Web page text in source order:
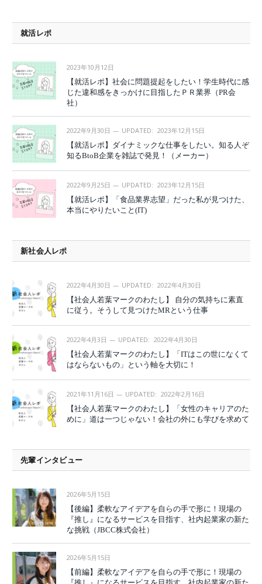
就活レポ
2023年10月12日
【就活レポ】社会に問題提起をしたい！学生時代に感
じた違和感をきっかけに目指したＰＲ業界（PR会
社）
2022年9月30日 UPDATED: 2023年12月15日
【就活レポ】ダイナミックな仕事をしたい。知る人ぞ
知るBtoB企業を雑誌で発見！（メーカー）
2022年9月25日 UPDATED: 2023年12月15日
【就活レポ】「食品業界志望」だった私が見つけた、
本当にやりたいこと(IT)
新社会人レポ
2022年4月30日 UPDATED: 2022年4月30日
【社会人若葉マークのわたし】 自分の気持ちに素直
に従う。そうして見つけたMRという仕事
2022年4月3日 UPDATED: 2022年4月30日
【社会人若葉マークのわたし】「ITはこの世になくて
はならないもの」という軸を大切に！
2021年11月16日 UPDATED: 2022年2月16日
【社会人若葉マークのわたし】「女性のキャリアのた
めに」道は一つじゃない！会社の外にも学びを求めて
先輩インタビュー
2026年5月15日
【後編】柔軟なアイデアを自らの手で形に！現場の
『推し』になるサービスを目指す、社内起業家の新た
な挑戦（JBCC株式会社）
2026年5月15日
【前編】柔軟なアイデアを自らの手で形に！現場の